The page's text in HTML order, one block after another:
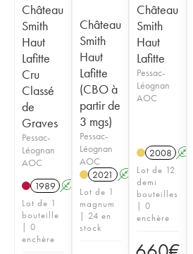
Château
Smith
Haut
Lafitte
Cru
Classé
de
Graves
Pessac-
Léognan
AOC
1989 A
Lot de 1
bouteille
| 0
enchère
Château
Smith
Haut
Lafitte
(CBO à
partir de
3 mgs)
Pessac-
Léognan
AOC
2021 A T
Lot de 1
magnum
| 24 en
stock
Château
Smith
Haut
Lafitte
Pessac-
Léognan
AOC
2008 A
Lot de 12
demi
bouteilles
| 0
enchère